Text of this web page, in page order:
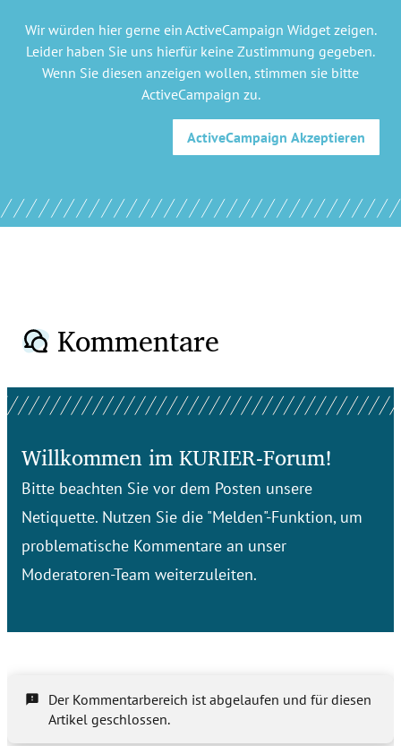
Wir würden hier gerne ein ActiveCampaign Widgetzeigen.
Leider haben Sie uns hierfür keine Zustimmung gegeben.
Wenn Sie diesen anzeigen wollen, stimmen sie bitte
ActiveCampaign zu.
ActiveCampaign Akzeptieren
Kommentare